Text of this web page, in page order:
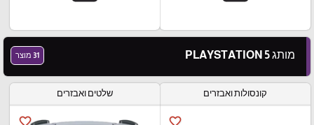
מותג PLAYSTATION 5 31 מוצר
קונסולות ואבזרים
favorite_border
שלטים ואבזרים
favorite_border